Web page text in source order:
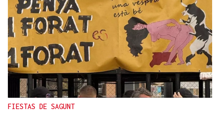
MOVILIDAD VERANO
Un coche todo el verano por 16.32 euros,
entregado en tu puerta
FIESTAS DE SAGUNT